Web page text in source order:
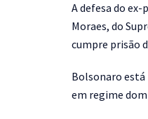
Adefesa do
Moraes, do
cumpre prisão
Bolsonaro está
em regime